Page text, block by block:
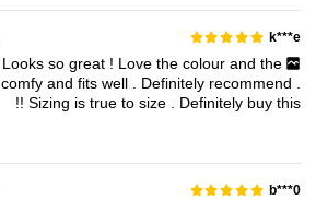
k***e
Lookssogreat ! Lovethecolourandthe
comfy and fits well Definitely recommend
Sizing is true to size Definitely buy this
!!
b***0